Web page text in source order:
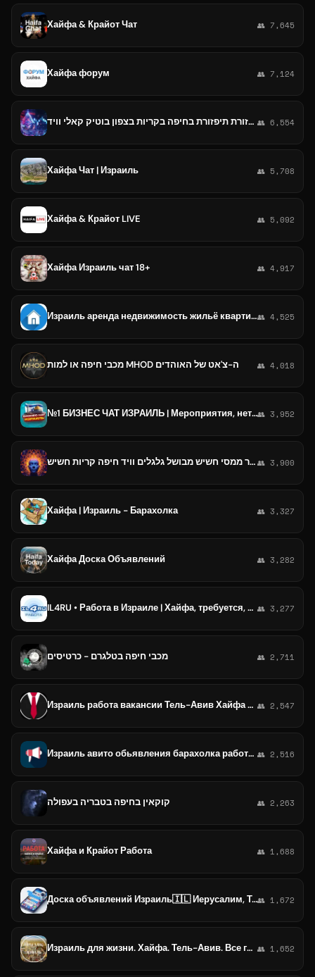
Хайфа & Крайот Чат 👥 7,645
Хайфа форум 👥 7,124
חממה תפזורת תיפזורת בחיפה בקריות בצפון בוטיק קאלי וויד 👥 6,554
Хайфа Чат | Израиль 👥 5,708
Хайфа & Крайот LIVE 👥 5,092
Хайфа Израиль чат 18+ 👥 4,917
Израиль аренда недвижимость жильё квартиры Тель-Авив Хайфа Иерусалим👥 4,525
מכבי חיפה או למות MHOD ה-צ'אט של האוהדים 👥 4,018
№1 БИЗНЕС ЧАТ ИЗРАИЛЬ | Мероприятия, нетворкинг, общение и реклама в Израиле | Иерусалим, Тель-Авив, Хайфа, Ришон-ле-Цион, Петах👥 3,952
קנאביס אריאל רפואי דוקטור ממסי חשיש מבושל גלגלים וויד חיפה קריות חשיש👥 3,900
Хайфа | Израиль - Барахолка 👥 3,327
Хайфа Доска Объявлений 👥 3,282
IL4RU • Работа в Израиле | Хайфа, требуется, ищу, заработок, Ашкелон, Ашдод, подработка, вакансия, Нетания, поиск, водитель 👥 3,277
מכבי חיפה בטלגרם - כרטיסים 👥 2,711
Израиль работа вакансии Тель-Авив Хайфа Иерусалим 👥 2,547
Израиль авито обьявления барахолка работа недвижимость Тель-Авив Хайфа Иерусалим 👥 2,516
קוקאין בחיפה בטבריה בעפולה 👥 2,263
Хайфа и Крайот Работа 👥 1,688
Доска объявлений Израиль🇮🇱 Иерусалим, Тель-Авив, Хайфа, Ришон ле-Цион, Петах-Тиква, Ашдод, Нетания, Беэр-Шева, Герцелия...👥 1,672
Израиль для жизни. Хайфа. Тель-Авив. Все города. Дары улиц. Реклама. Творчество. Рукоделье. 👥 1,652